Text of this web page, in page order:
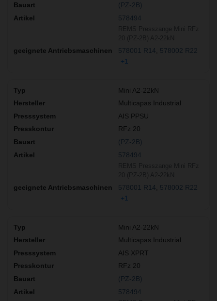
(PZ-2B)
578494
578001 R14
578002 R22
+1
Mini A2-22kN
Multicapas Industrial
AIS PPSU
RFz 20
(PZ-2B)
578494
578001 R14
578002 R22
+1
Mini A2-22kN
Multicapas Industrial
AIS XPRT
RFz 20
(PZ-2B)
578494